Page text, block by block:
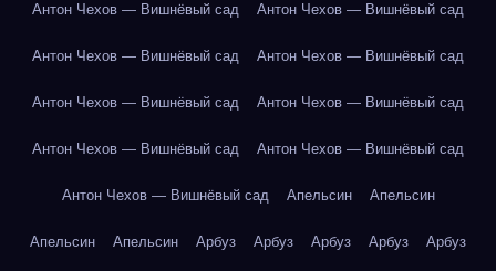
Антон Чехов — Вишнёвый сад Антон Чехов — Вишнёвый сад
Антон Чехов — Вишнёвый сад Антон Чехов — Вишнёвый сад
Антон Чехов — Вишнёвый сад Антон Чехов — Вишнёвый сад
Антон Чехов — Вишнёвый сад Антон Чехов — Вишнёвый сад
Антон Чехов — Вишнёвый сад Апельсин Апельсин
Апельсин Апельсин Арбуз Арбуз Арбуз Арбуз Арбуз